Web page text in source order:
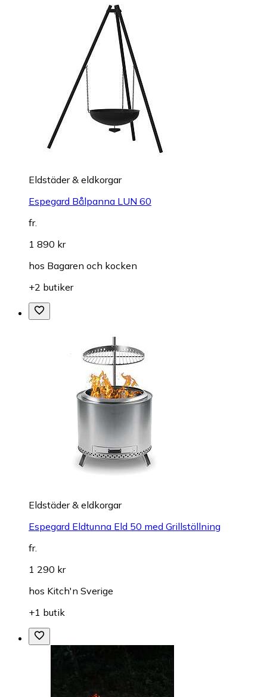
Eldstäder & eldkorgar
Espegard Bålpanna LUN 60
fr.
1 890 kr
hos Bagaren och kocken
+2 butiker
Eldstäder & eldkorgar
Espegard Eldtunna Eld 50 med Grillställning
fr.
1 290 kr
hos Kitch'n Sverige
+1 butik